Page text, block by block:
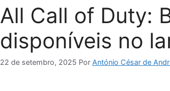
All Call of Duty:
disponíveis no
22 de setembro, 2025 Por António César de